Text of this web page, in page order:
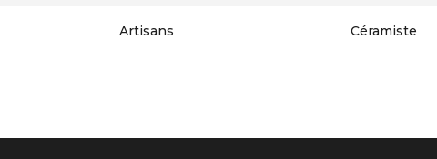
Artisans Céramiste